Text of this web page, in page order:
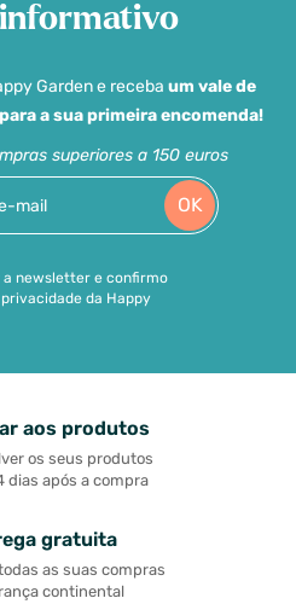
Garden e receba um vale de
a sua primeira encomenda!
superiores a 150 euros
OK
newsletter e confirmo
da Happy
aos produtos
os seus produtos
dias após a compra
gratuita
as suas compras
continental